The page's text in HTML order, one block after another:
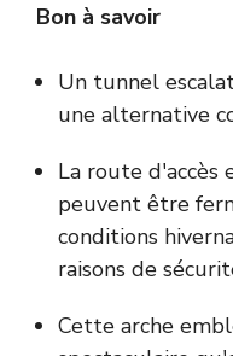
Bon à savoir
Un tunnel
une alternative
La route d'accès
peuvent être
conditions
raisons de
Cette arche